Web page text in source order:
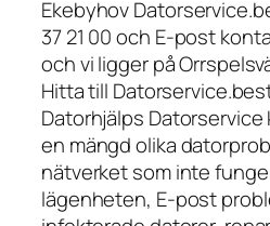
Ekebyhov
37 21 00 och E-post
och vi ligger på
Hitta till
Datorhjälps Datorservice
en mängd olika
nätverket som inte
lägenheten, E-post